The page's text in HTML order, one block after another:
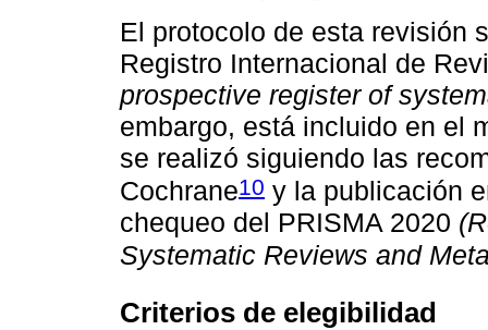
El protocolo de esta revisión
Registro Internacional de
prospective register of
embargo, está incluido en el
se realizó siguiendo las
Cochrane10 y la publicación
chequeo del PRISMA 2020
Systematic Reviews and
Criterios de elegibilidad